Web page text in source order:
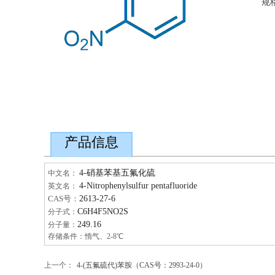
规
商品信息
中文名： 4-硝基苯基五氟化硫
英文名： 4-Nitrophenylsulfur pentafluoride
CAS号： 2613-27-6
分子式： C6H4F5NO2S
分子量： 249.16
存储条件：惰气、2-8℃
上一个： 4-(五氟硫代)苯胺（CAS号：2993-24-0）
产品信息